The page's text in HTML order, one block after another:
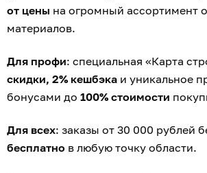
от цены на огромный ассортимент
материалов.
Для профи: специальная «Карта
скидки, 2% кешбэка и уникальное
бонусами до 100% стоимости
Для всех: заказы от 30 000 рублей
бесплатно в любую точку области.